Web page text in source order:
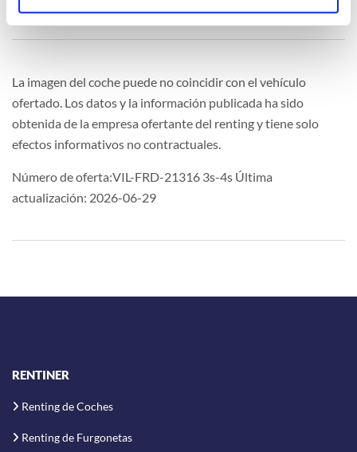
La imagen del coche puede no coincidir con el vehículo
ofertado. Los datos y la información publicada ha sido
obtenida de la empresa ofertante del renting y tiene solo
efectos informativos no contractuales.
Número de oferta:VIL-FRD-21316 3s-4s Última
actualización: 2026-06-29
RENTINER
Renting de Coches
Renting de Furgonetas